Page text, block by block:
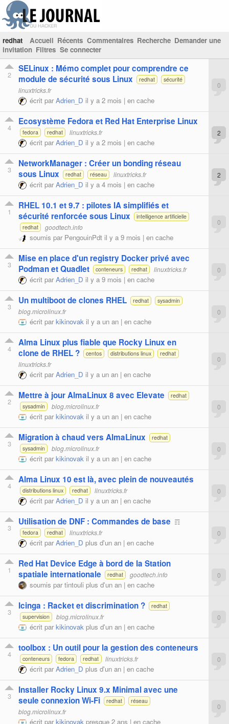
redhat Accueil Récents Commentaires Recherche Demander une
invitation Filtres Se connecter
2
SELinux : Mémo complet pour comprendre ce
module de sécurité sous Linux
redhat sécurité
linuxtricks.fr
écrit parAdrien_D il y a 2 mois | en cache
0
4
Ecosystème Fedora et Red Hat Enterprise Linux
fedora redhat linuxtricks.fr
écrit parAdrien_D il y a 2 mois | en cache
2
3
NetworkManager : Créer un bonding réseau
sous Linux
redhat réseau linuxtricks.fr
écrit parAdrien_D il y a 4 mois | en cache
2
1
RHEL 10.1 et 9.7 : pilotes IA simplifiés et
sécurité renforcée sous Linux
intelligence artificielle
redhat
goodtech.info
soumis par PengouinPdt il y a 9 mois | en cache
0
3
Mise en place d'un registry Docker privé avec
Podman et Quadlet
conteneurs redhat linuxtricks.fr
écrit parAdrien_D il y a 9 mois | en cache
0
3
Un multiboot de clones RHEL redhat sysadmin
blog.microlinux.fr
écrit parkikinovak il y a un an | en cache
0
4
Alma Linux plus fiable que Rocky Linux en
clone de RHEL ?
centos distributions linux redhat
linuxtricks.fr
écrit parAdrien_D il y a un an | en cache
0
2
Mettre à jour AlmaLinux 8 avec Elevate
redhat
sysadmin
blog.microlinux.fr
écrit parkikinovak il y a un an | en cache
0
3
Migration à chaud vers AlmaLinux
redhat
sysadmin
blog.microlinux.fr
écrit parkikinovak il y a un an | en cache
0
4
Alma Linux 10 est là, avec plein de nouveautés
distributions linux redhat linuxtricks.fr
écrit parAdrien_D il y a un an | en cache
0
3
Utilisation de DNF : Commandes de base ☶
fedora redhat linuxtricks.fr
écrit parAdrien_D plus d'un an | en cache
0
1
Red Hat Device Edge à bord de la Station
spatiale internationale
redhat goodtech.info
soumis partintouli plus d'un an | en cache
0
3
Icinga : Racket et discrimination ?
redhat
supervision
blog.microlinux.fr
écrit parkikinovak plus d'un an | en cache
0
4
toolbox : Un outil pour la gestion des conteneurs
conteneurs fedora redhat linuxtricks.fr
écrit parAdrien_D plus d'un an | en cache
0
3
Installer Rocky Linux 9.x Minimal avec une
seule connexion Wi-Fi
redhat réseau
blog.microlinux.fr
écrit parkikinovak presque 2 ans | en cache
0